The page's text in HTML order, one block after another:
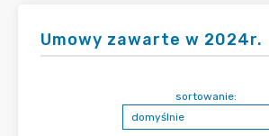
Umowy zawarte w 2024r.
sortowanie: